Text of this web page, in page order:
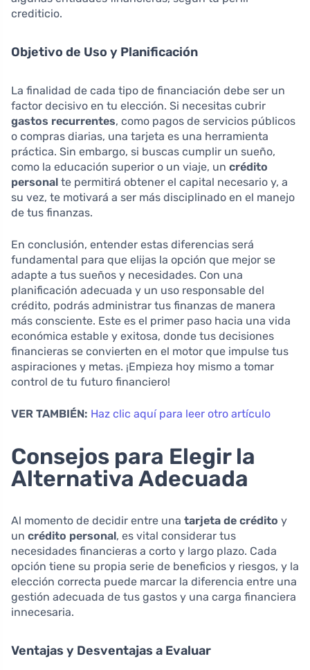
crediticio.
Objetivo de Uso y Planificación
La finalidad de cada tipo de financiación debe ser un
factor decisivo en tu elección. Si necesitas cubrir
gastos recurrentes, como pagos de servicios públicos
o compras diarias, una tarjeta es una herramienta
práctica. Sin embargo, si buscas cumplir un sueño,
como la educación superior o un viaje, un crédito
personal te permitirá obtener el capital necesario y, a
su vez, te motivará a ser más disciplinado en el manejo
de tus finanzas.
En conclusión, entender estas diferencias será
fundamental para que elijas la opción que mejor se
adapte a tus sueños y necesidades. Con una
planificación adecuada y un uso responsable del
crédito, podrás administrar tus finanzas de manera
más consciente. Este es el primer paso hacia una vida
económica estable y exitosa, donde tus decisiones
financieras se convierten en el motor que impulse tus
aspiraciones y metas. ¡Empieza hoy mismo a tomar
control de tu futuro financiero!
VER TAMBIÉN: Haz clic aquí para leer otro artículo
Consejos para Elegir la
Alternativa Adecuada
Al momento de decidir entre una tarjeta de crédito y
un crédito personal, es vital considerar tus
necesidades financieras a corto y largo plazo. Cada
opción tiene su propia serie de beneficios y riesgos, y la
elección correcta puede marcar la diferencia entre una
gestión adecuada de tus gastos y una carga financiera
innecesaria.
Ventajas y Desventajas a Evaluar